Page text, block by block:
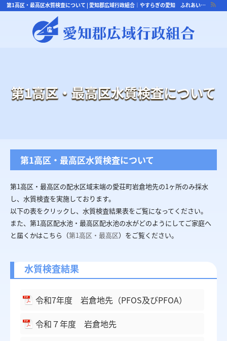
第1高区・最高区水質検査について | 愛知郡広域行政組合｜やすらぎの愛知 ふれあい行政
第1高区・最高区水質検査について
第1高区・最高区水質検査について
第1高区・最高区の配水区域末端の愛荘町岩倉地先の1ヶ所のみ採水
し、水質検査を実施しております。
以下の表をクリックし、水質検査結果表をご覧になってください。
また、第1高区配水池・最高区配水池の水がどのようにしてご家庭へ
と届くかはこちら（第1高区・最高区）をご覧ください。
水質検査結果
令和7年度 岩倉地先（PFOS及びPFOA）
令和７年度 岩倉地先